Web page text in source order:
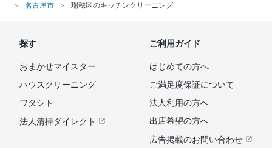
名古屋市
瑞穂区のキッチンクリーニング
探す
おまかせマイスター
ハウスクリーニング
ワタシト
法人清掃ダイレクト
ご利用ガイド
はじめての方へ
ご満足度保証について
法人利用の方へ
出店希望の方へ
広告掲載のお問い合わせ